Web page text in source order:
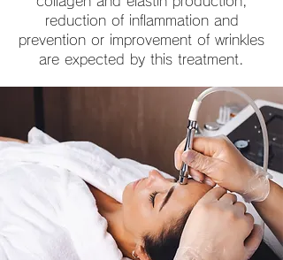
reduction of inflammation and
prevention or improvement of wrinkles
are expected by this treatment.